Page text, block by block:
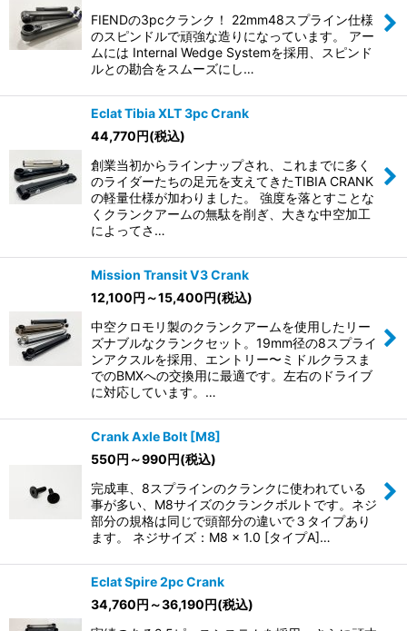
FIENDの3pcクランク！ 22mm48スプライン仕様
のスピンドルで頑強な造りになっています。 アー
ムには Internal Wedge Systemを採用、スピンド
ルとの勘合をスムーズにし…
Eclat Tibia XLT 3pc Crank
44,770円(税込)
創業当初からラインナップされ、これまでに多く
のライダーたちの足元を支えてきたTIBIA CRANK
の軽量仕様が加わりました。 強度を落とすことな
くクランクアームの無駄を削ぎ、大きな中空加工
によってさ…
Mission Transit V3 Crank
12,100円 ～15,400円(税込)
中空クロモリ製のクランクアームを使用したリー
ズナブルなクランクセット。19mm径の8スプライ
ンアクスルを採用、エントリー〜ミドルクラスま
でのBMXへの交換用に最適です。左右のドライブ
に対応しています。…
Crank Axle Bolt [M8]
550円 ～990円(税込)
完成車、8スプラインのクランクに使われている
事が多い、M8サイズのクランクボルトです。ネジ
部分の規格は同じで頭部分の違いで３タイプあり
ます。 ネジサイズ：M8 x 1.0 [タイプA]…
Eclat Spire 2pc Crank
34,760円 ～36,190円(税込)